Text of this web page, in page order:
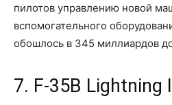
пилотов управлению новой
вспомогательного
обошлось в 345 миллиардов
7. F-35B Lightning